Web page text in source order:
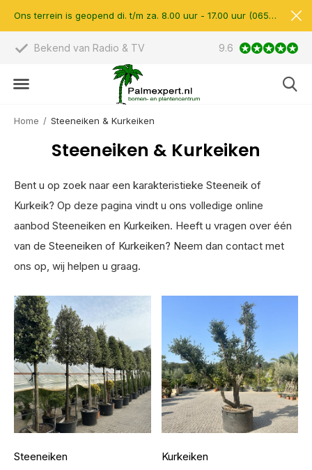
Bekend van Radio & TV Scherpe prijzen
9.6
Ons terrein is geopend di. t/m za. 8.00 uur - 17.00 uur (0657510597)
Home Steeneiken & Kurkeiken
Steeneiken & Kurkeiken
Bent u op zoek naar een karakteristieke Steeneik of
Kurkeik? Op deze pagina vindt u ons volledige online
aanbod Steeneiken en Kurkeiken. Heeft u vragen over één
van de Steeneiken of Kurkeiken? Neem dan contact met
ons op, wij helpen u graag.
Steeneiken Kurkeiken